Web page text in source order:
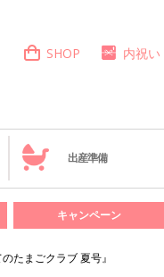
SHOP 内祝い
出産準備
キャンペーン
たまごクラブ 夏号』